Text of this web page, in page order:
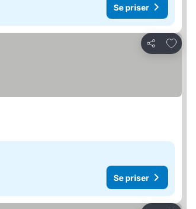
Se priser
Del
Føj til
Se priser